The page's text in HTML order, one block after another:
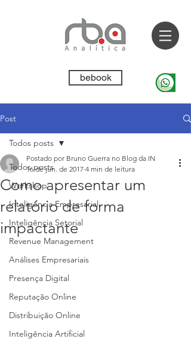
bebook
Post
Todos posts
Workshop
Inteligência Empresarial
Inteligência Setorial
Revenue Management
Análises Empresariais
Presença Digital
Reputação Online
Distribuição Online
Inteligência Artificial
Todos posts
Como apresentar um
relatório de forma
impactante
Postado por Bruno Guerra no Blog da IN
16 de jun. de 2017 4 min de leitura